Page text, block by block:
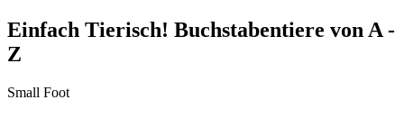
Einfach Tierisch! Buchstabentiere von A -
Z
Small Foot